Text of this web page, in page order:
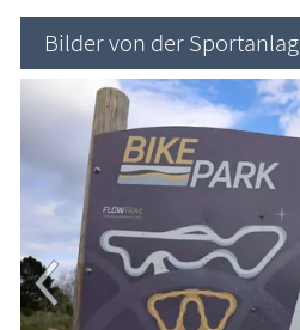
Bilder von der